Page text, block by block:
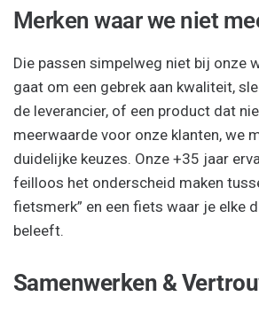
Merken waar we niet
Die passen simpelweg niet bij onze
gaat om een gebrek aan kwaliteit,
de leverancier, of een product dat
meerwaarde voor onze klanten, we
duidelijke keuzes. Onze +35 jaar
feilloos het onderscheid maken
fietsmerk” en een fiets waar je elke
beleeft.
Samenwerken &